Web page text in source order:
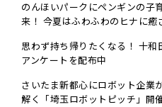
のんほいパークにペンギンの子
来！ 今夏はふわふわのヒナに癒
思わず持ち帰りたくなる！ 十和
アンケートを配布中
さいたま新都心にロボット企業
解く「埼玉ロボットピッチ」開